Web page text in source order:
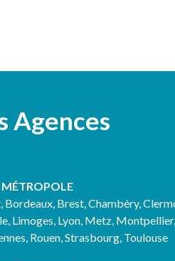
Agences
MÉTROPOLE
Brest, Chambéry,
Limoges, Lyon, Metz,
Rouen, Strasbourg, Toulouse